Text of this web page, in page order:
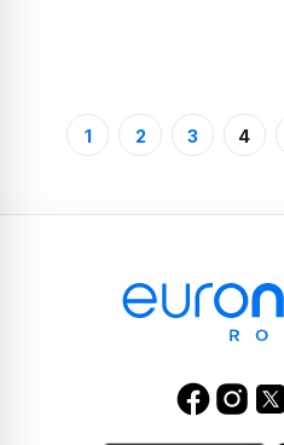
1 2 3 4